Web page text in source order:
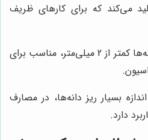
می‌کند که برای کارهای ظریف
اندازه دانه‌ها کمتر از 2 میلی‌متر، مناسب برای
بسیار ریز دانه‌ها، در مصارف
دارد.